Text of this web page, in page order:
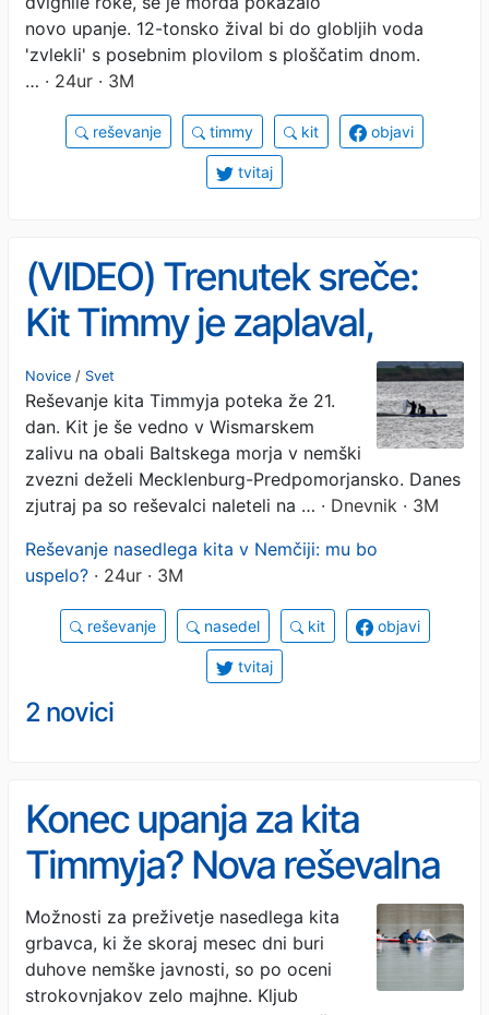
novo upanje. 12-tonsko žival bi do globljih voda
'zvlekli' s posebnim plovilom s ploščatim dnom.
… · 24ur · 3M
reševanje timmy kit objavi
tvitaj
(VIDEO) Trenutek sreče:
Kit Timmy je zaplaval,
usmerjajo ga na varno
Novice / Svet
Reševanje kita Timmyja poteka že 21.
dan. Kit je še vedno v Wismarskem
zalivu na obali Baltskega morja v nemški
zvezni deželi Mecklenburg-Predpomorjansko. Danes
zjutraj pa so reševalci naleteli na … · Dnevnik · 3M
Reševanje nasedlega kita v Nemčiji: mu bo
uspelo? · 24ur · 3M
reševanje nasedel kit objavi
tvitaj
2 novici
Konec upanja za kita
Timmyja? Nova reševalna
akcija razdelila
strokovnjake
Možnosti za preživetje nasedlega kita
grbavca, ki že skoraj mesec dni buri
duhove nemške javnosti, so po oceni
strokovnjakov zelo majhne. Kljub